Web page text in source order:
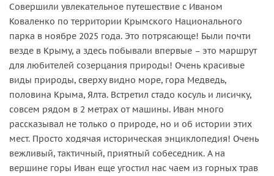
Совершили увлекательное путешествие с Иваном
Коваленко по территории Крымского Национального
парка в ноябре 2025 года. Это потрясающе! Были почти
везде в Крыму, а здесь побывали впервые – это маршрут
для любителей созерцания природы! Очень красивые
виды природы, сверху видно море, гора Медведь,
половина Крыма, Ялта. Встретил стадо косуль и лисичку,
совсем рядом в 2 метрах от машины. Иван много
рассказывал не только о природе, но и об истории этих
мест. Просто ходячая историческая энциклопедия! Очень
вежливый, тактичный, приятный собеседник. А на
вершине горы Иван еще угостил нас чаем из горных трав